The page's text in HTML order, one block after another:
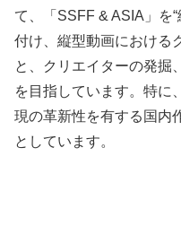
て、「SSFF & ASIA」を
付け、縦型動画における
と、クリエイターの発掘
を目指しています。特に
現の革新性を有する国内
としています。